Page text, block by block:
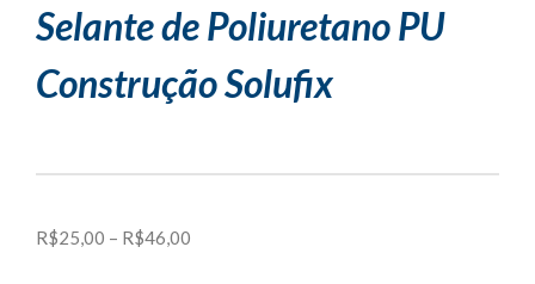
Selante de Poliuretano PU
Construção Solufix
R$25,00 – R$46,00